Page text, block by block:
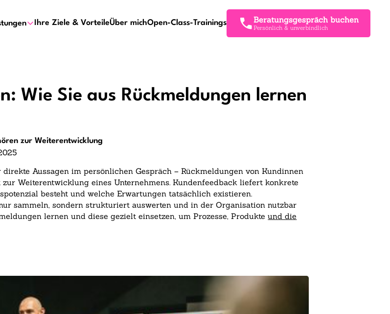
Ihre Ziele & VorteileÜber michOpen-Class-Trainings Beratungsgespräch buchen
Persönlich & unverbindlich
Wie Sie aus Rückmeldungen lernen
zur Weiterentwicklung
Aussagen im persönlichen Gespräch – Rückmeldungen von Kundinnen
Weiterentwicklung eines Unternehmens. Kundenfeedback liefert konkrete
besteht und welche Erwartungen tatsächlich existieren.
sammeln, sondern strukturiert auswerten und in der Organisation nutzbar
lernen und diese gezielt einsetzen, um Prozesse, Produkteund die